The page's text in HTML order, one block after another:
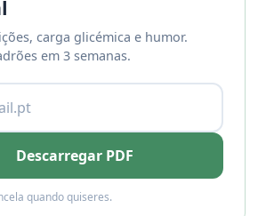
carga glicémica e humor.
em 3 semanas.
Descarregar PDF
quando quiseres.